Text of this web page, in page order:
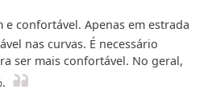
confortável. Apenas em estrada
nas curvas. É necessário
ser mais confortável. No geral,